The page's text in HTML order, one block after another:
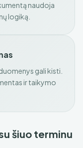
naudoja
logiką.
gali kisti.
ir taikymo
šiuo terminu